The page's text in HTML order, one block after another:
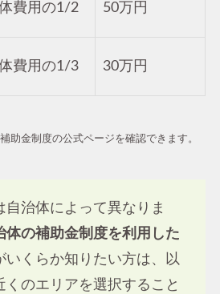
費用の1/2 50万円
費用の1/3 30万円
助金制度の公式ページを確認できます。
自治体によって異なりま
体の補助金制度を利用した
いくらか知りたい方は、以
くのエリアを選択すること